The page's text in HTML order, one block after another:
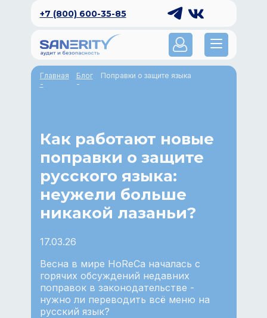
+7 (800) 600-35-85
Главная
-
Поправки о защите языка
Блог
-
Как работают новые
поправки о защите
русского языка:
неужели больше
никакой лазаньи?
Весна в мире HoReCa началась с
горячих обсуждений недавних
поправок в законодательстве -
нужно ли переводить всё меню на
русский язык?
17.03.26